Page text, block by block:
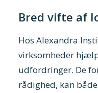
Bred vifte af
Hos Alexandra
virksomheder
udfordringer. De
rådighed, kan